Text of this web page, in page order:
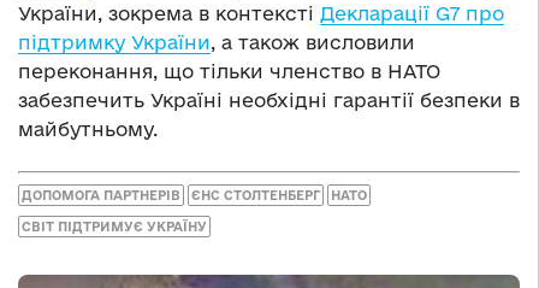
України, зокрема в контексті Декларації G7 про
підтримку України, а також висловили
переконання, що тільки членство в НАТО
забезпечить Україні необхідні гарантії безпеки в
майбутньому.
ДОПОМОГА ПАРТНЕРІВ ЄНС СТОЛТЕНБЕРГ НАТО
СВІТ ПІДТРИМУЄ УКРАЇНУ